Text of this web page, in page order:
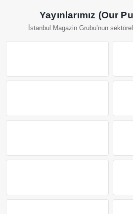
Yayınlarımız (Our
İstanbul Magazin Grubu’nun